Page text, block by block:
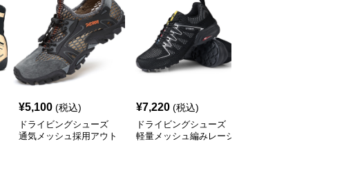
¥5,100 (税込)
ドライビングシューズ
通気メッシュ採用アウト
¥7,220 (税込)
ドライビングシューズ
軽量メッシュ編みレーシ